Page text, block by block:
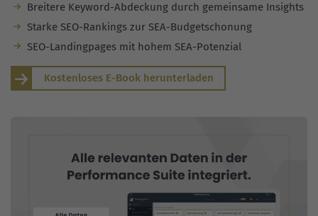
Breitere Keyword-Abdeckung durch gemeinsame Insights
Starke SEO-Rankings zur SEA-Budgetschonung
SEO-Landingpages mit hohem SEA-Potenzial
Kostenloses E-Book herunterladen